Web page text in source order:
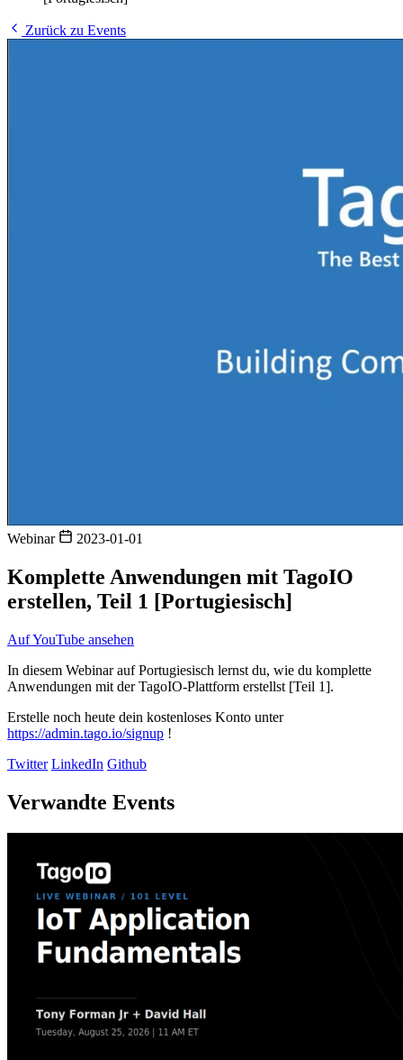
Zurück zu Events
Webinar 2023-01-01
Komplette Anwendungen mit TagoIO
erstellen, Teil 1 [Portugiesisch]
Auf YouTube ansehen
In diesem Webinar auf Portugiesisch lernst du, wie du komplette
Anwendungen mit der TagoIO-Plattform erstellst [Teil 1].
Erstelle noch heute dein kostenloses Konto unter
https://admin.tago.io/signup !
Twitter LinkedIn Github
Verwandte Events